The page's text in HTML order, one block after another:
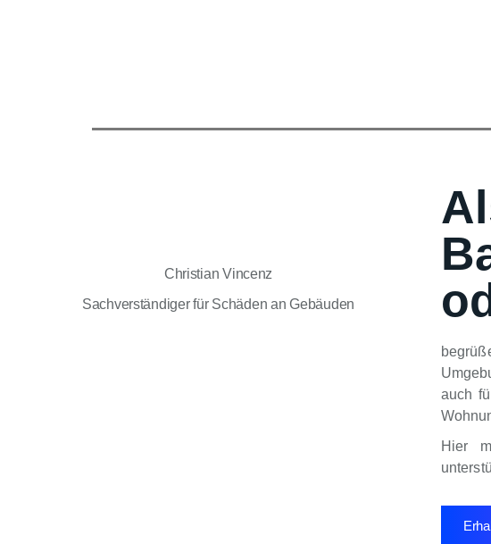
Christian Vincenz
Sachverständiger für Schäden an Gebäuden
auch
Hier